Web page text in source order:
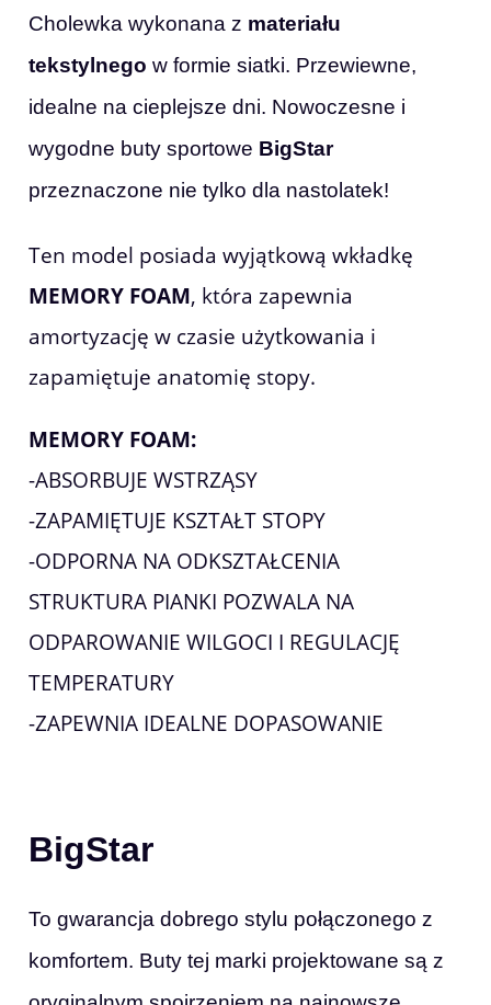
Cholewka wykonana z materiału
tekstylnego w formie siatki. Przewiewne,
idealne na cieplejsze dni. Nowoczesne i
wygodne buty sportowe BigStar
przeznaczone nie tylko dla nastolatek!
Ten model posiada wyjątkową wkładkę
MEMORY FOAM, która zapewnia
amortyzację w czasie użytkowania i
zapamiętuje anatomię stopy.
MEMORY FOAM:
-ABSORBUJE WSTRZĄSY
-ZAPAMIĘTUJE KSZTAŁT STOPY
-ODPORNA NA ODKSZTAŁCENIA
STRUKTURA PIANKI POZWALA NA
ODPAROWANIE WILGOCI I REGULACJĘ
TEMPERATURY
-ZAPEWNIA IDEALNE DOPASOWANIE
BigStar
To gwarancja dobrego stylu połączonego z
komfortem. Buty tej marki projektowane są z